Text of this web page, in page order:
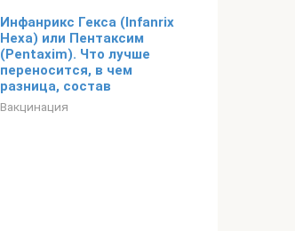
Инфанрикс Гекса (Infanrix
Hexa) или Пентаксим
(Pentaxim). Что лучше
переносится, в чем
разница, состав
Вакцинация